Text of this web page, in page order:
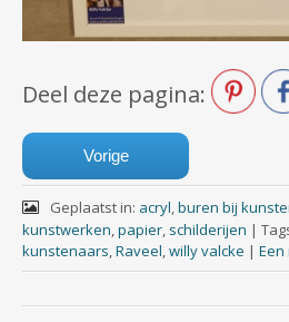
Deel deze pagina:
Vorige
Geplaatst in: acryl,buren bij
kunstwerken,papier, schilderijen |
kunstenaars,Raveel,willy valcke |